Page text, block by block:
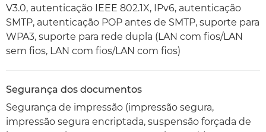
V3.0, autenticação IEEE 802.1X, IPv6, autenticação
SMTP, autenticação POP antes de SMTP, suporte para
WPA3, suporte para rede dupla (LAN com fios/LAN
sem fios, LAN com fios/LAN com fios)
Segurança dos documentos
Segurança de impressão (impressão segura,
impressão segura encriptada, suspensão forçada de